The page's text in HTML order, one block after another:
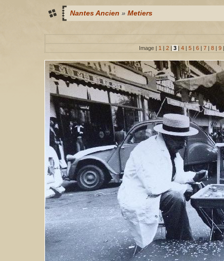
Nantes Ancien » Metiers
Image | 1 | 2 | 3 | 4 | 5 | 6 | 7 | 8 | 9 |